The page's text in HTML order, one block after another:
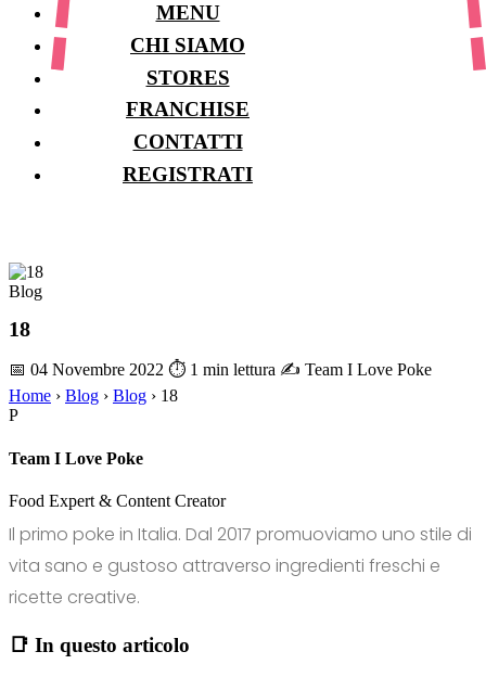
MENU
CHI SIAMO
STORES
FRANCHISE
CONTATTI
REGISTRATI
Blog
18
📅 04 Novembre 2022 ⏱ 1 min lettura ✍️ Team I Love Poke
Home › Blog › Blog › 18
P
Team I Love Poke
Food Expert & Content Creator
Il primo poke in Italia. Dal 2017 promuoviamo uno stile di
vita sano e gustoso attraverso ingredienti freschi e
ricette creative.
📑 In questo articolo